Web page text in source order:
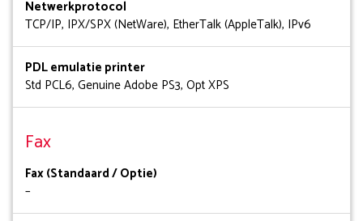
Netwerkprotocol
TCP/IP, IPX/SPX (NetWare), EtherTalk (AppleTalk), IPv6
PDL emulatie printer
Std PCL6, Genuine Adobe PS3, Opt XPS
Fax
Fax (Standaard / Optie)
–